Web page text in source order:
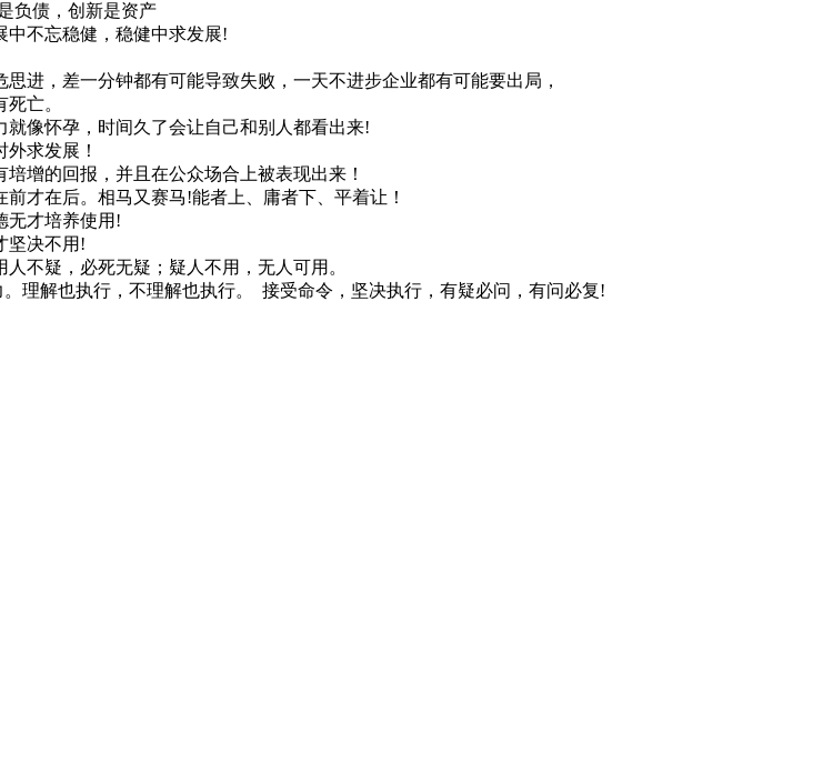
负债，创新是资产
中不忘稳健，稳健中求发展!
思进，差一分钟都有可能导致失败，一天不进步企业都有可能要出局，
死亡。
就像怀孕，时间久了会让自己和别人都看出来!
外求发展！
增的回报，并且在公众场合上被表现出来！
前才在后。相马又赛马!能者上、庸者下、平着让！
无才培养使用!
坚决不用!
不疑，必死无疑；疑人不用，无人可用。
理解也执行，不理解也执行。 接受命令，坚决执行，有疑必问，有问必复!